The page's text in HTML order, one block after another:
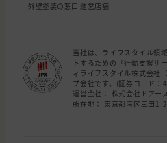
外壁塗装の窓口 運営店舗
当社は、ライフスタイル領
トするための「行動支援サ
ィライフスタイル株式会社
プ会社です。(証券コード：
運営会社： 株式会社ドアー
所在地： 東京都港区三田1-